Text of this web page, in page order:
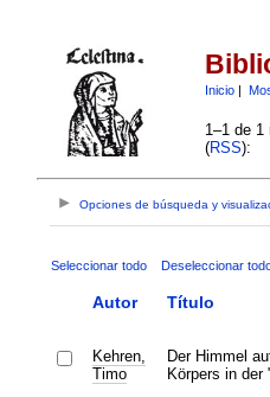
Inicio|
1–1 de 1
(RSS):
Opciones de búsqueda y
Seleccionar todo Deseleccionar
Autor Título
Kehren,
Timo
Der Himmel
Körpers in der